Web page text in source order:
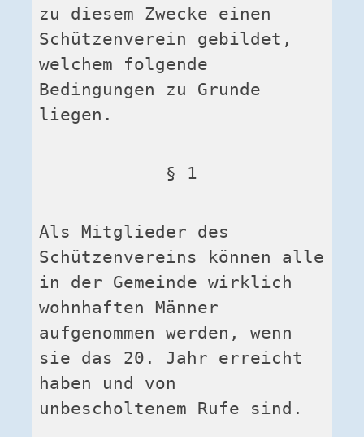
zu diesem Zwecke einen
Schützenverein gebildet,
welchem folgende
Bedingungen zu Grunde
liegen.
§ 1
Als Mitglieder des
Schützenvereins können alle
in der Gemeinde wirklich
wohnhaften Männer
aufgenommen werden, wenn
sie das 20. Jahr erreicht
haben und von
unbescholtenem Rufe sind.